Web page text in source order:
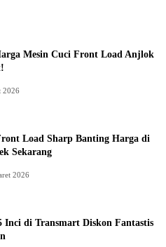
Mesin Cuci Front Load Anjlok
2026
Load Sharp Banting Harga di
Sekarang
2026
Inci di Transmart Diskon Fantastis